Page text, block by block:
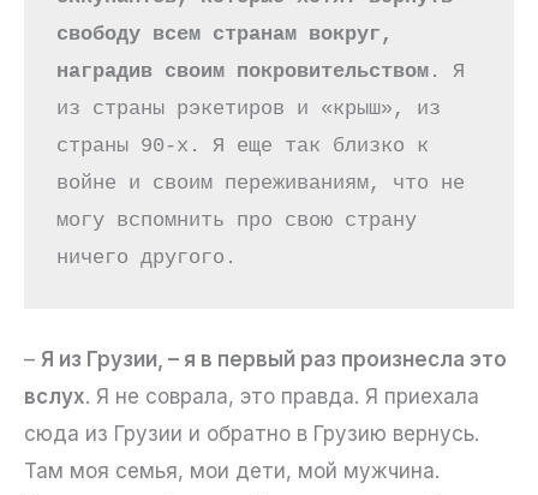
свободу всем странам вокруг,
наградив своим покровительством . Я
из страны рэкетиров и «крыш», из
страны 90-х. Я еще так близко к
войне и своим переживаниям, что не
могу вспомнить про свою страну
ничего другого.
– Я из Грузии, – я в первый раз произнесла это
вслух. Я не соврала, это правда. Я приехала
сюда из Грузии и обратно в Грузию вернусь.
Там моя семья, мои дети, мой мужчина.